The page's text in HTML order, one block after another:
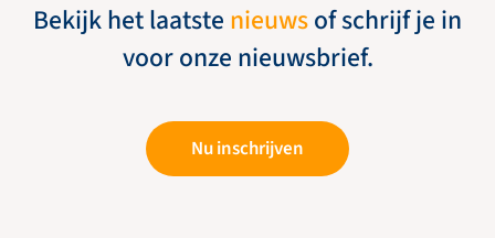
Bekijk het laatste nieuwsof schrijf je in
voor onze nieuwsbrief.
Nu inschrijven